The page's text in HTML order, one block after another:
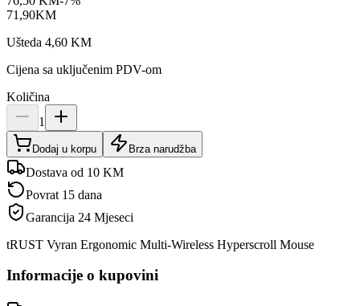
71,90KM
Ušteda 4,60 KM
Cijena sa uključenim PDV-om
Količina
1
Dodaj u korpu Brza narudžba
Dostava od 10 KM
Povrat 15 dana
Garancija 24 Mjeseci
tRUST Vyran Ergonomic Multi-Wireless Hyperscroll Mouse
Informacije o kupovini